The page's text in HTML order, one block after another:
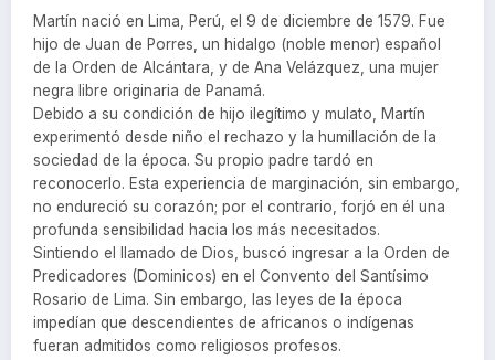
Martín nació en Lima, Perú, el 9 de diciembre de 1579. Fue
hijo de Juan de Porres, un hidalgo (noble menor) español
de la Orden de Alcántara, y de Ana Velázquez, una mujer
negra libre originaria de Panamá.
Debido a su condición de hijo ilegítimo y mulato, Martín
experimentó desde niño el rechazo y la humillación de la
sociedad de la época. Su propio padre tardó en
reconocerlo. Esta experiencia de marginación, sin embargo,
no endureció su corazón; por el contrario, forjó en él una
profunda sensibilidad hacia los más necesitados.
Sintiendo el llamado de Dios, buscó ingresar a la Orden de
Predicadores (Dominicos) en el Convento del Santísimo
Rosario de Lima. Sin embargo, las leyes de la época
impedían que descendientes de africanos o indígenas
fueran admitidos como religiosos profesos.